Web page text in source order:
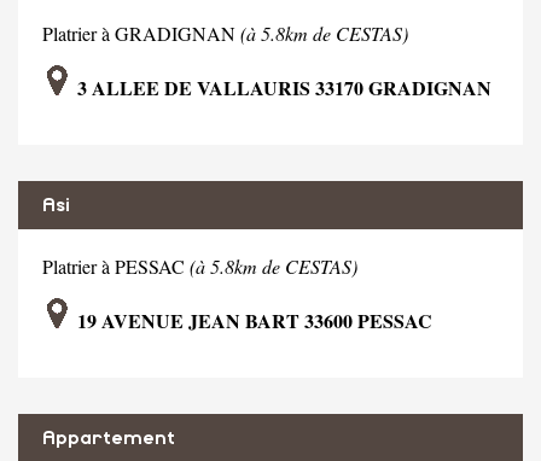
Platrier à GRADIGNAN(à 5.8km de CESTAS)
3 ALLEE DE VALLAURIS 33170 GRADIGNAN
Asi
Platrier à PESSAC (à 5.8km de CESTAS)
19 AVENUE JEAN BART 33600 PESSAC
Appartement